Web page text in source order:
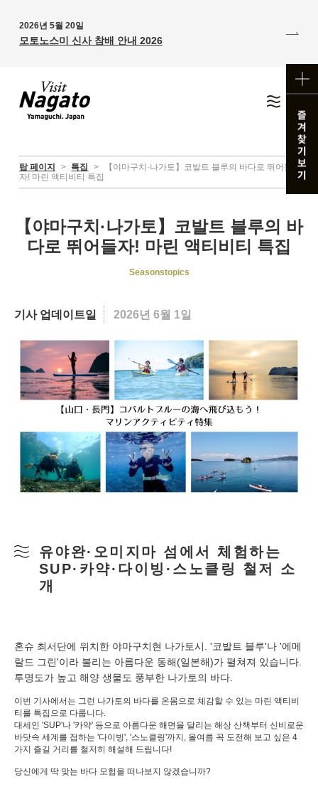
2026년 5월 20일
모토노스미 신사 참배 안내 2026
탑 페이지 > 특집 >
【야마구치·나가토】코발트 블루의 바다로 뛰어들
자! 마린 액티비티 특집
【야마구치·나가토】코발트 블루의 바
다로 뛰어들자! 마린 액티비티 특집
Seasonstopics
기사 업데이트일 2026년 6월 1일
유야완·오미지마 섬에서 체험하는
SUP·카약·다이빙·스노클링 철저 소
개
혼슈 최서단에 위치한 야마구치현 나가토시. '코발트 블루'나 '에메
랄드 그린'이라 불리는 아름다운 동해(일본해)가 펼쳐져 있습니다.
투명도가 높고 해양 생물도 풍부한 나가토의 바다.
이번 기사에서는 그런 나가토의 바다를 온몸으로 체감할 수 있는 마린 액티비
티를 특집으로 다룹니다.
대세인 'SUP'나 '카약' 등으로 아름다운 해면을 달리는 해상 산책부터 신비로운
바닷속 세계를 접하는 '다이빙', '스노클링'까지, 올여름 꼭 도전해 보고 싶은 4
가지 즐길 거리를 철저히 해설해 드립니다!
당신에게 딱 맞는 바다 모험을 떠나보지 않겠습니까?